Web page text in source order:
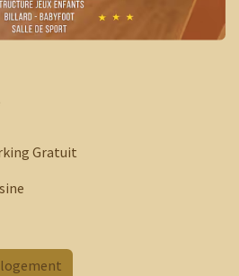
Gratuit